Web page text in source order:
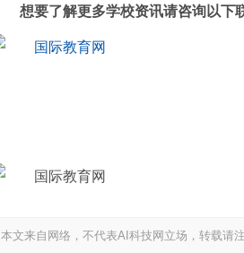
想要了解更多学校资讯请咨询以下
本文来自网络，不代表AI科技网立场，转载请